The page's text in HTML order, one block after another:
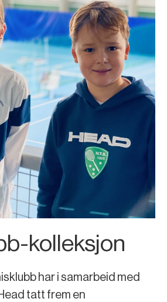
kolleksjon
har i samarbeid med
tatt frem en